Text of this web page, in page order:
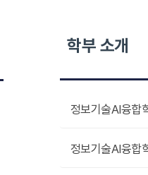
학부 소개
정보기술AI융합
정보기술AI융합